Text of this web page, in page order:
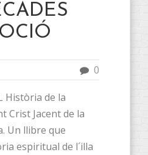
0
Història de la
Crist Jacent de la
Un llibre que
espiritual de l´illa